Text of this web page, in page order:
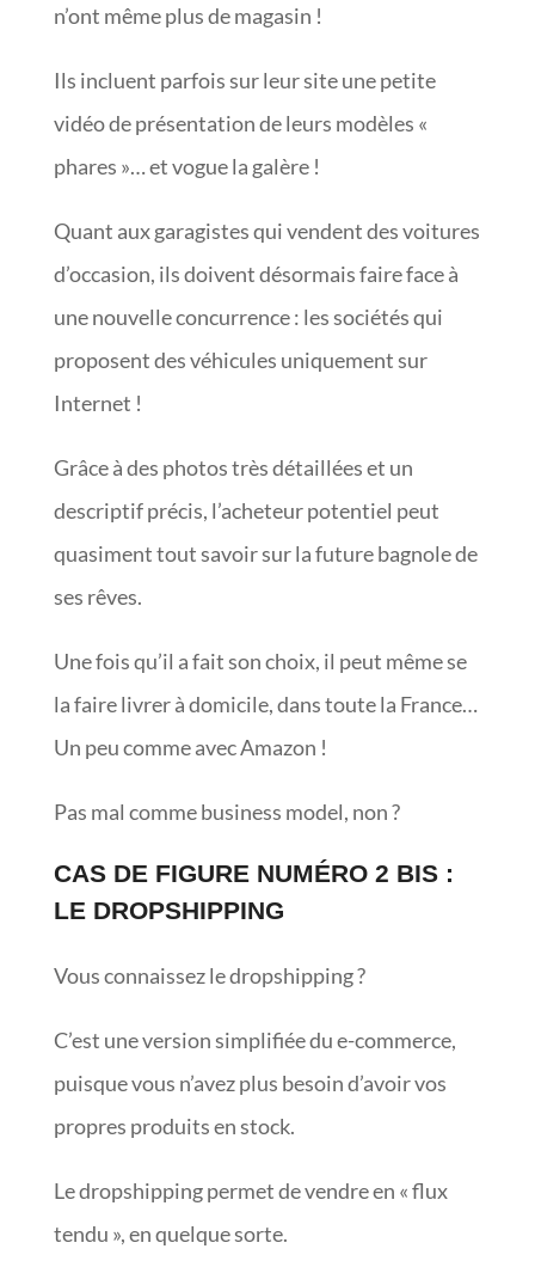
n’ont même plus de magasin !
Ils incluent parfois sur leur site une petite
vidéo de présentation de leurs modèles «
phares »… et vogue la galère !
Quant aux garagistes qui vendent des voitures
d’occasion, ils doivent désormais faire face à
une nouvelle concurrence : les sociétés qui
proposent des véhicules uniquement sur
Internet !
Grâce à des photos très détaillées et un
descriptif précis, l’acheteur potentiel peut
quasiment tout savoir sur la future bagnole de
ses rêves.
Une fois qu’il a fait son choix, il peut même se
la faire livrer à domicile, dans toute la France…
Un peu comme avec Amazon !
Pas mal comme business model, non ?
CAS DE FIGURE NUMÉRO 2 BIS :
LE DROPSHIPPING
Vous connaissez le dropshipping ?
C’est une version simplifiée du e-commerce,
puisque vous n’avez plus besoin d’avoir vos
propres produits en stock.
Le dropshipping permet de vendre en « flux
tendu », en quelque sorte.